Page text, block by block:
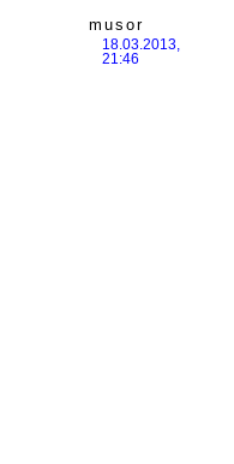
musor
18.03.2013,
21:46